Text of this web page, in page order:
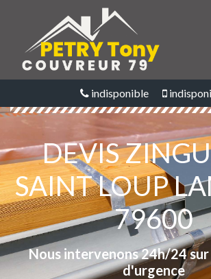
indisponible
DEVIS
SAINT LOUP
79600
Nous intervenons 24h/24
d'urgence